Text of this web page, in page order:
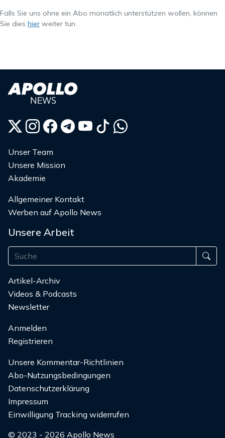
Falls Sie uns ohne ein Abo monatlich unterstützen wollen, können
Sie dies hier weiter tun.
Unser Team
Unsere Mission
Akademie
Allgemeiner Kontakt
Werben auf Apollo News
Unsere Arbeit
Artikel-Archiv
Videos & Podcasts
Newsletter
Anmelden
Registrieren
Unsere Kommentar-Richtlinien
Abo-Nutzungsbedingungen
Datenschutzerklärung
Impressum
Einwilligung Tracking widerrufen
© 2023 - 2026 Apollo News